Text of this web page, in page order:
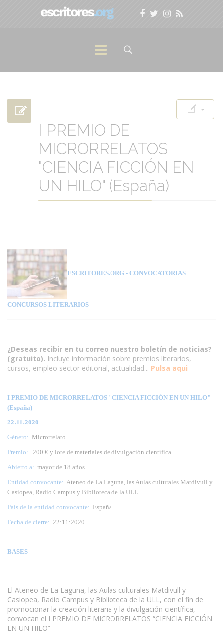
I PREMIO DE
MICRORRELATOS
"CIENCIA FICCIÓN EN
UN HILO" (España)
ESCRITORES.ORG - CONVOCATORIAS
CONCURSOS LITERARIOS
¿Deseas recibir en tu correo nuestro boletín de noticias?
(gratuito). Incluye información sobre premios literarios,
cursos, empleo sector editorial, actualidad... Pulsa aqui
I PREMIO DE MICRORRELATOS "CIENCIA FICCIÓN EN UN HILO"
(España)
22:11:2020
Género: Microrrelato
Premio:
200 € y lote de materiales de divulgación científica
Abierto a: mayor de 18 años
Entidad convocante: Ateneo de La Laguna, las Aulas culturales Matdivull y
Casiopea, Radio Campus y Biblioteca de la ULL
País de la entidad convocante: España
Fecha de cierre: 22:11:2020
BASES
El Ateneo de La Laguna, las Aulas culturales Matdivull y
Casiopea, Radio Campus y Biblioteca de la ULL, con el fin de
promocionar la creación literaria y la divulgación científica,
convocan el I PREMIO DE MICRORRELATOS “CIENCIA FICCIÓN
EN UN HILO”